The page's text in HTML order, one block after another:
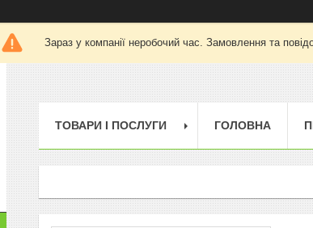
Зараз у компанії неробочий час. Замовлення та
ТОВАРИ І ПОСЛУГИ ГОЛОВНА